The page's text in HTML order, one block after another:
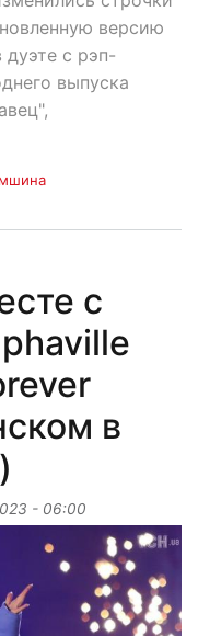
версию
дуэте с рэп-
выпуска
с
в
- 06:00